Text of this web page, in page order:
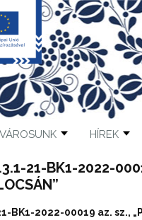
VÁROSUNK HÍREK
21-BK1-2022-
BK1-2022-00019 az.